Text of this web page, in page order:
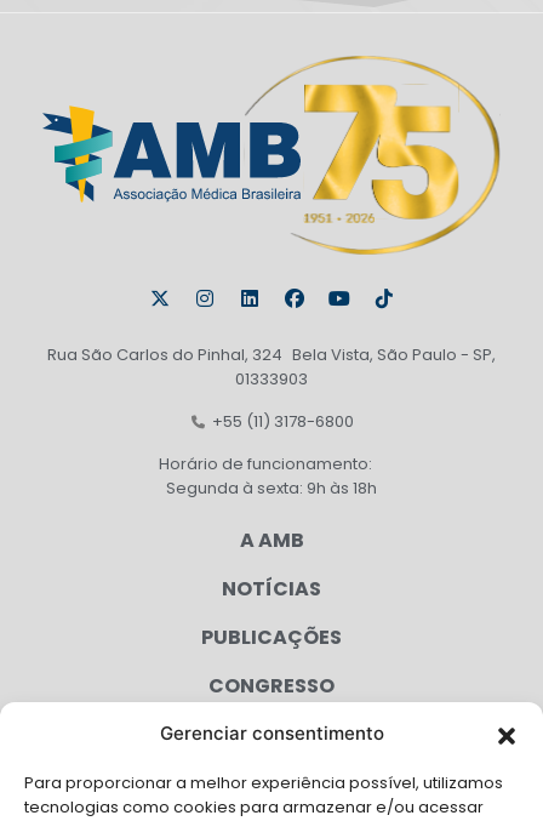
Gerenciar consentimento
Para proporcionar a melhor experiência possível, utilizamos
tecnologias como cookies para armazenar e/ou acessar
Rua São Carlos do Pinhal, 324 Bela Vista, São Paulo - SP,
01333903
+55 (11) 3178-6800
Horário de funcionamento:
Segunda à sexta: 9h às 18h
A AMB
NOTÍCIAS
PUBLICAÇÕES
CONGRESSO
AGENDA
CAMPANHAS